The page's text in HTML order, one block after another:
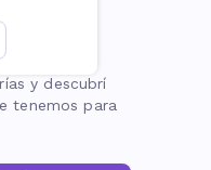
y descubrí
tenemos para